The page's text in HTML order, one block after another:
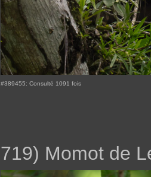
#389455: Consulté 1091 fois
719) Momot de